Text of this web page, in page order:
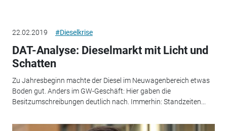
22.02.2019 #Dieselkrise
DAT-Analyse: Dieselmarkt mit Licht und
Schatten
Zu Jahresbeginn machte der Diesel im Neuwagenbereich etwas
Boden gut. Anders im GW-Geschäft: Hier gaben die
Besitzumschreibungen deutlich nach. Immerhin: Standzeiten...